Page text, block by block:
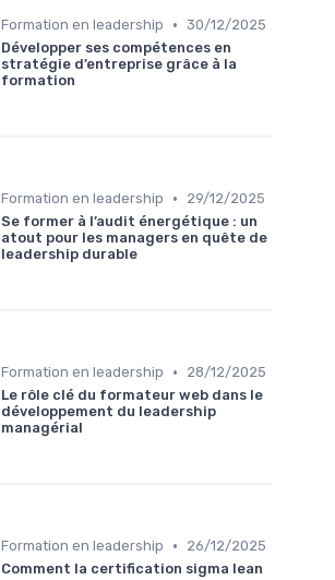
Formation en leadership • 30/12/2025
Développer ses compétences en
stratégie d’entreprise grâce à la
formation
Formation en leadership •
29/12/2025
Se former à l’audit énergétique : un
atout pour les managers en quête de
leadership durable
Formation en leadership •
28/12/2025
Le rôle clé du formateur web dans le
développement du leadership
managérial
Formation en leadership •
26/12/2025
Comment la certification sigma lean